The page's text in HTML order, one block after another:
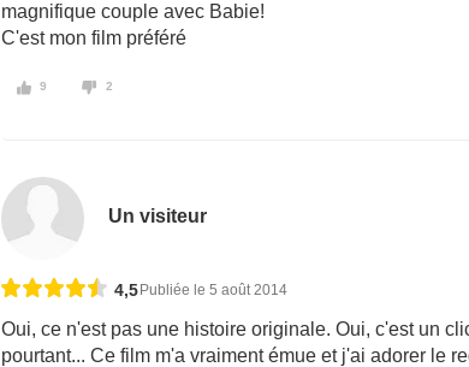
magnifique couple avec Babie!
C'est mon film préféré
9 2
Un visiteur
4,5Publiée le 5 août 2014
Oui, ce n'est pas une histoire originale. Oui, c'est un
pourtant... Ce film m'a vraiment émue et j'ai adorer le